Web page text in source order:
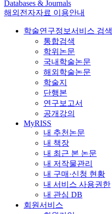
Databases & Journals
해외전자자료 이용안내
학술연구정보서비스 검색
통합검색
학위논문
국내학술논문
해외학술논문
학술지
단행본
연구보고서
공개강의
MyRISS
내 추천논문
내 책장
내 최근 본 논문
내 저작물관리
내 구매·신청 현황
내 서비스 사용권한
내 관심 DB
회원서비스